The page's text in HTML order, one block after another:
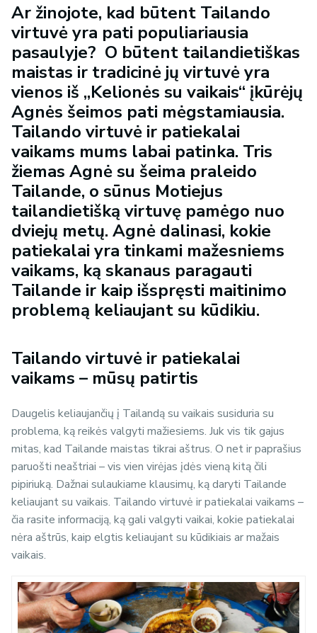
Ar žinojote, kad būtent Tailando
virtuvė yra pati populiariausia
pasaulyje? O būtent tailandietiškas
maistas ir tradicinė jų virtuvė yra
vienos iš „Kelionės su vaikais“ įkūrėjų
Agnės šeimos pati mėgstamiausia.
Tailando virtuvė ir patiekalai
vaikams mums labai patinka. Tris
žiemas Agnė su šeima praleido
Tailande, o sūnus Motiejus
tailandietišką virtuvę pamėgo nuo
dviejų metų. Agnė dalinasi, kokie
patiekalai yra tinkami mažesniems
vaikams, ką skanaus paragauti
Tailande ir kaip išspręsti maitinimo
problemą keliaujant su kūdikiu.
Tailando virtuvė ir patiekalai
vaikams – mūsų patirtis
Daugelis keliaujančių į Tailandą su vaikais susiduria su
problema, ką reikės valgyti mažiesiems. Juk vis tik gajus
mitas, kad Tailande maistas tikrai aštrus. O net ir paprašius
paruošti neaštriai – vis vien virėjas įdės vieną kitą čili
pipiriuką. Dažnai sulaukiame klausimų, ką daryti Tailande
keliaujant su vaikais. Tailando virtuvė ir patiekalai vaikams –
čia rasite informaciją, ką gali valgyti vaikai, kokie patiekalai
nėra aštrūs, kaip elgtis keliaujant su kūdikiais ar mažais
vaikais.